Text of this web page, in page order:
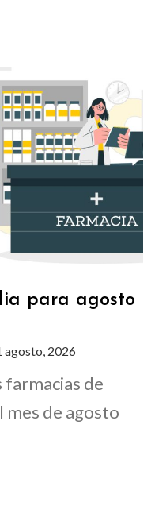
para agosto
agosto, 2026
de
mes de agosto